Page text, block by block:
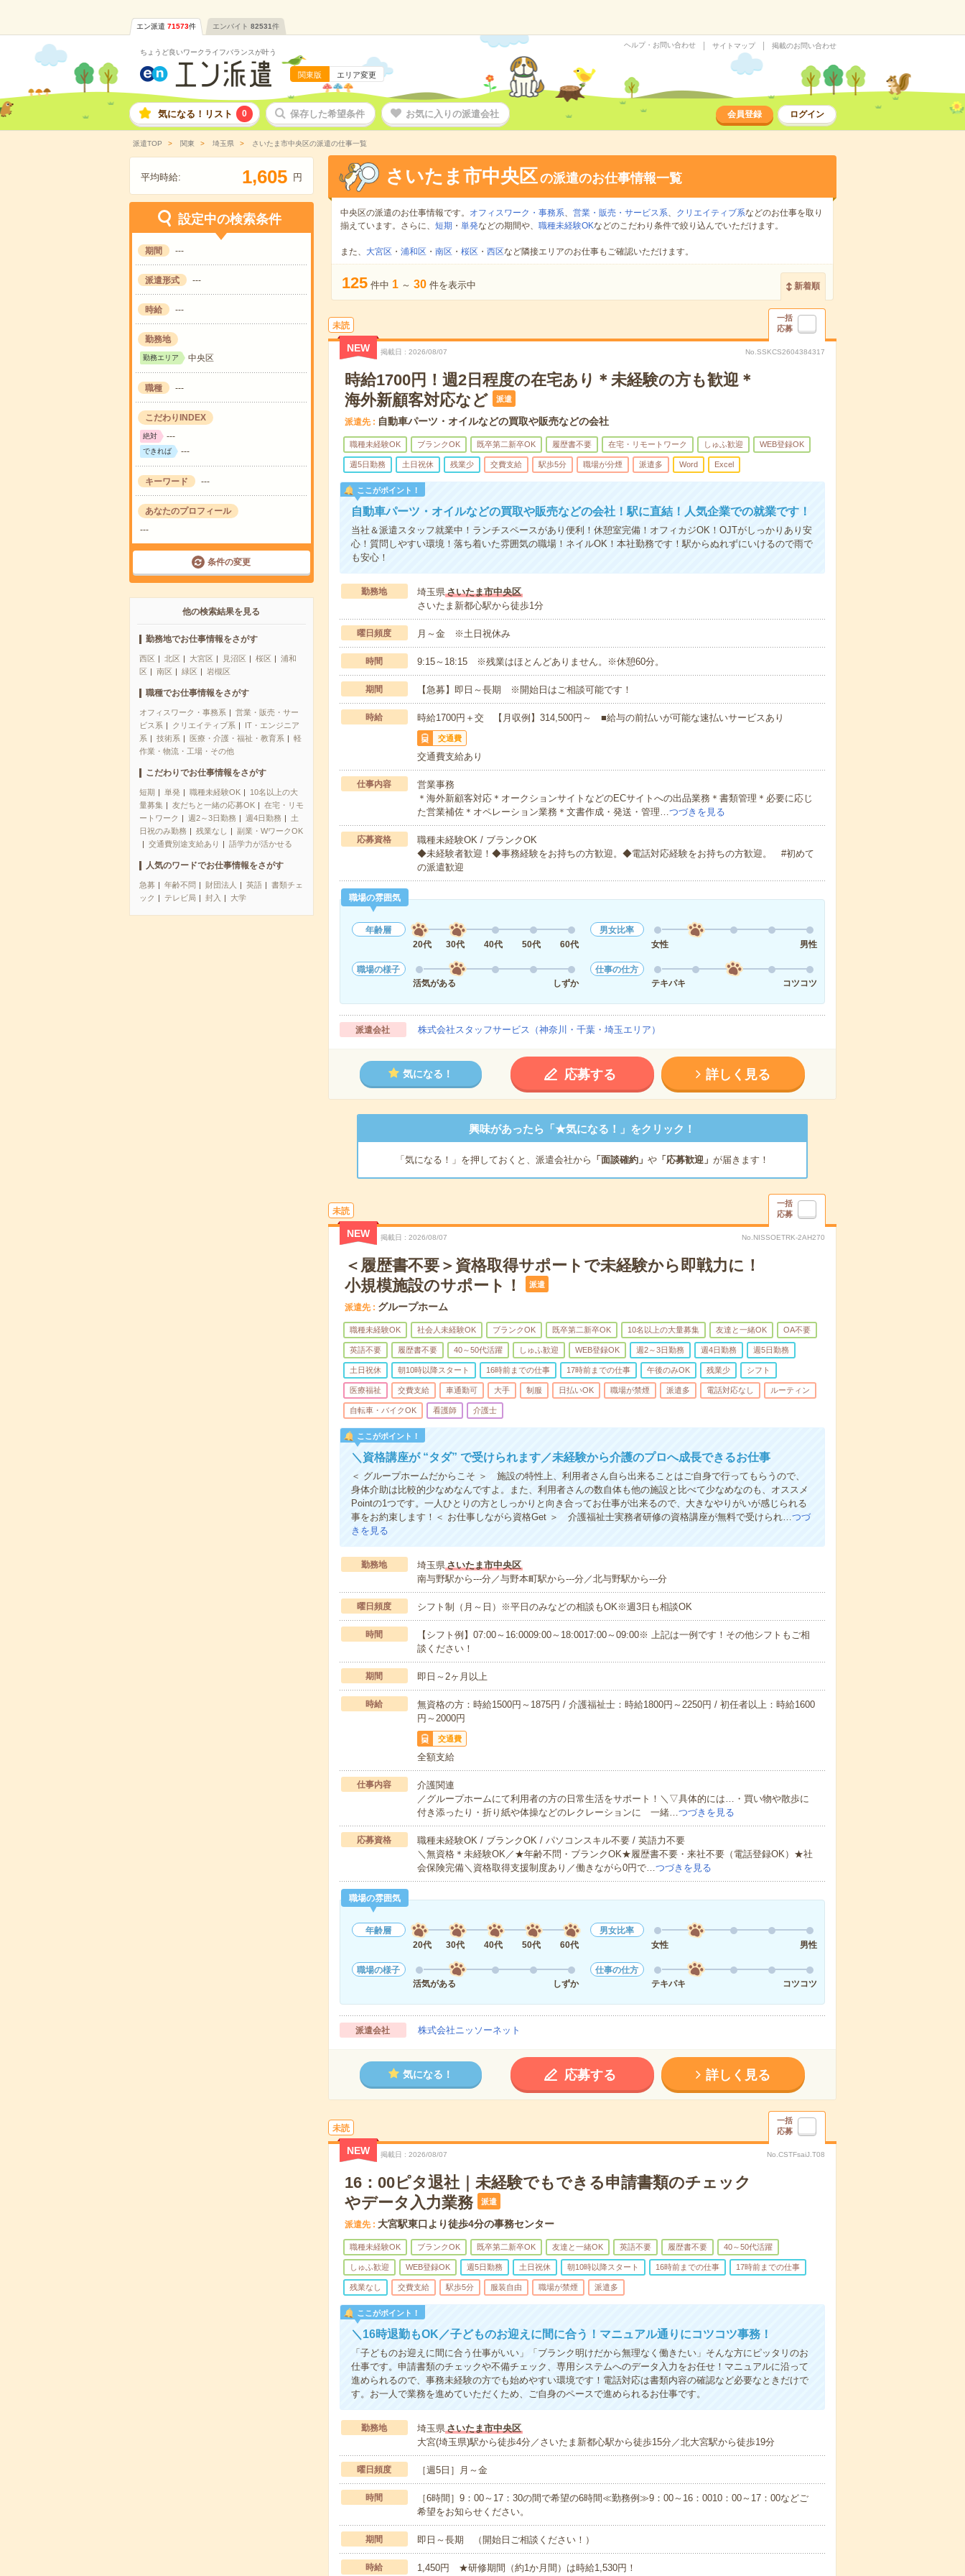
エン派遣 71573件 エンバイト 82531件
ちょうど良いワークライフバランスが叶う
関東版 エリア変更
ヘルプ・お問い合わせ サイトマップ 掲載のお問い合わせ
気になる！リスト 0 保存した希望条件 お気に入りの派遣会社 会員登録 ログイン
派遣TOP 関東 埼玉県 さいたま市中央区の派遣の仕事一覧
平均時給: 1,605 円
設定中の検索条件
期間 ---
派遣形式 ---
時給 ---
勤務地
勤務エリア 中央区
職種 ---
こだわりINDEX
絶対 ---
できれば ---
キーワード ---
あなたのプロフィール
---
条件の変更
他の検索結果を見る
勤務地でお仕事情報をさがす
西区 北区 大宮区 見沼区 桜区
浦和
区
南区 緑区 岩槻区
職種でお仕事情報をさがす
オフィスワーク・事務系
営業・販売・サー
ビス系
クリエイティブ系
IT・エンジニア
系
技術系 医療・介護・福祉・教育系
軽
作業・物流・工場・その他
こだわりでお仕事情報をさがす
短期 単発 職種未経験OK
10名以上の大
量募集
友だちと一緒の応募OK
在宅・リモ
ートワーク
週2～3日勤務 週4日勤務
土
日祝のみ勤務
残業なし
副業・WワークOK
交通費別途支給あり
語学力が活かせる
人気のワードでお仕事情報をさがす
急募 年齢不問 財団法人 英語
書類チェ
ック
テレビ局 封入 大学
さいたま市中央区の派遣のお仕事情報一覧
中央区の派遣のお仕事情報です。 オフィスワーク・事務系、 営業・販売・サービス系、 クリエイティブ系などのお仕事を取り
揃えています。さらに、 短期 ・ 単発などの期間や、 職種未経験OKなどのこだわり条件で絞り込んでいただけます。
また、 大宮区 ・ 浦和区 ・ 南区 ・ 桜区 ・ 西区など隣接エリアのお仕事もご確認いただけます。
125 件中 1 ～ 30 件を表示中 新着順
未読
一括
応募
NEW 掲載日 2026/08/07 No.SSKCS2604384317
時給1700円！週2日程度の在宅あり＊未経験の方も歓迎＊
海外新顧客対応など
派遣
派遣先 自動車パーツ・オイルなどの買取や販売などの会社
職種未経験OK ブランクOK 既卒第二新卒OK 履歴書不要 在宅・リモートワーク しゅふ歓迎 WEB登録OK
週5日勤務 土日祝休 残業少 交費支給 駅歩5分 職場が分煙 派遣多 Word Excel
ここがポイント！
自動車パーツ・オイルなどの買取や販売などの会社！駅に直結！人気企業での就業です！
当社＆派遣スタッフ就業中！ランチスペースがあり便利！休憩室完備！オフィカジOK！OJTがしっかりあり安
心！質問しやすい環境！落ち着いた雰囲気の職場！ネイルOK！本社勤務です！駅からぬれずにいけるので雨で
も安心！
勤務地 埼玉県さいたま市中央区
さいたま新都心駅から徒歩1分
曜日頻度 月～金 ※土日祝休み
時間 9:15～18:15 ※残業はほとんどありません。※休憩60分。
期間 【急募】即日～長期 ※開始日はご相談可能です！
時給 時給1700円＋交 【月収例】314,500円～ ■給与の前払いが可能な速払いサービスあり
交通費
交通費支給あり
仕事内容
営業事務
＊海外新顧客対応＊オークションサイトなどのECサイトへの出品業務＊書類管理＊必要に応じ
た営業補佐＊オペレーション業務＊文書作成・発送・管理…つづきを見る
応募資格
職種未経験OK / ブランクOK
◆未経験者歓迎！◆事務経験をお持ちの方歓迎。◆電話対応経験をお持ちの方歓迎。 #初めて
の派遣歓迎
職場の雰囲気
年齢層
20代
30代 40代 50代 60代
男女比率
女性
男性
職場の様子
活気がある
しずか
仕事の仕方
テキパキ
コツコツ
派遣会社 株式会社スタッフサービス（神奈川・千葉・埼玉エリア）
気になる！ 応募する 詳しく見る
興味があったら「★気になる！」をクリック！
「気になる！」を押しておくと、派遣会社から 「面談確約」 や「応募歓迎」 が届きます！
未読
一括
応募
NEW 掲載日 2026/08/07 No.NISSOETRK-2AH270
＜履歴書不要＞資格取得サポートで未経験から即戦力に！
小規模施設のサポート！
派遣
派遣先 グループホーム
職種未経験OK 社会人未経験OK ブランクOK 既卒第二新卒OK 10名以上の大量募集 友達と一緒OK OA不要
英語不要 履歴書不要 40～50代活躍 しゅふ歓迎 WEB登録OK 週2～3日勤務 週4日勤務 週5日勤務
土日祝休 朝10時以降スタート 16時前までの仕事 17時前までの仕事 午後のみOK 残業少 シフト
医療福祉 交費支給 車通勤可 大手 制服 日払いOK 職場が禁煙 派遣多 電話対応なし ルーティン
自転車・バイクOK 看護師 介護士
ここがポイント！
＼資格講座が “タダ” で受けられます／未経験から介護のプロへ成長できるお仕事
＜ グループホームだからこそ ＞ 施設の特性上、利用者さん自ら出来ることはご自身で行ってもらうので、
身体介助は比較的少なめなんですよ。また、利用者さんの数自体も他の施設と比べて少なめなのも、オススメ
Pointの1つです。一人ひとりの方としっかりと向き合ってお仕事が出来るので、大きなやりがいが感じられる
事をお約束します！＜ お仕事しながら資格Get ＞ 介護福祉士実務者研修の資格講座が無料で受けられ…つづ
きを見る
勤務地 埼玉県さいたま市中央区
南与野駅から---分／与野本町駅から---分／北与野駅から---分
曜日頻度 シフト制（月～日）※平日のみなどの相談もOK※週3日も相談OK
時間
【シフト例】07:00～16:0009:00～18:0017:00～09:00※ 上記は一例です！その他シフトもご相
談ください！
期間 即日～2ヶ月以上
時給
無資格の方：時給1500円～1875円 / 介護福祉士：時給1800円～2250円 / 初任者以上：時給1600
円～2000円
交通費
全額支給
仕事内容
介護関連
／グループホームにて利用者の方の日常生活をサポート！＼▽具体的には…・買い物や散歩に
付き添ったり・折り紙や体操などのレクレーションに 一緒…つづきを見る
応募資格
職種未経験OK / ブランクOK / パソコンスキル不要 / 英語力不要
＼無資格＊未経験OK／★年齢不問・ブランクOK★履歴書不要・来社不要（電話登録OK）★社
会保険完備＼資格取得支援制度あり／働きながら0円で…つづきを見る
職場の雰囲気
年齢層
20代
30代 40代 50代 60代
男女比率
女性
男性
職場の様子
活気がある
しずか
仕事の仕方
テキパキ
コツコツ
派遣会社 株式会社ニッソーネット
気になる！ 応募する 詳しく見る
未読
一括
応募
NEW 掲載日 2026/08/07 No.CSTFsaiJ.T08
16：00ピタ退社｜未経験でもできる申請書類のチェック
やデータ入力業務
派遣
派遣先 大宮駅東口より徒歩4分の事務センター
職種未経験OK ブランクOK 既卒第二新卒OK 友達と一緒OK 英語不要 履歴書不要 40～50代活躍
しゅふ歓迎 WEB登録OK 週5日勤務 土日祝休 朝10時以降スタート 16時前までの仕事 17時前までの仕事
残業なし 交費支給 駅歩5分 服装自由 職場が禁煙 派遣多
ここがポイント！
＼16時退勤もOK／子どものお迎えに間に合う！マニュアル通りにコツコツ事務！
「子どものお迎えに間に合う仕事がいい」「ブランク明けだから無理なく働きたい」そんな方にピッタリのお
仕事です。申請書類のチェックや不備チェック、専用システムへのデータ入力をお任せ！マニュアルに沿って
進められるので、事務未経験の方でも始めやすい環境です！電話対応は書類内容の確認など必要なときだけで
す。お一人で業務を進めていただくため、ご自身のペースで進められるお仕事です。
勤務地 埼玉県さいたま市中央区
大宮(埼玉県)駅から徒歩4分／さいたま新都心駅から徒歩15分／北大宮駅から徒歩19分
曜日頻度 ［週5日］月～金
時間
［6時間］9：00～17：30の間で希望の6時間≪勤務例≫9：00～16：0010：00～17：00などご
希望をお知らせください。
期間 即日～長期 （開始日ご相談ください！）
時給 1,450円 ★研修期間（約1か月間）は時給1,530円！